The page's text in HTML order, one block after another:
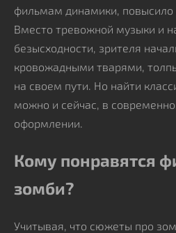
фильмам динамики, повысило
Вместо тревожной музыки и
безысходности, зрителя
кровожадными тварями,
на своем пути. Но найти
можно и сейчас, в
оформлении.
Кому понравятся
зомби?
Учитывая, что сюжеты про